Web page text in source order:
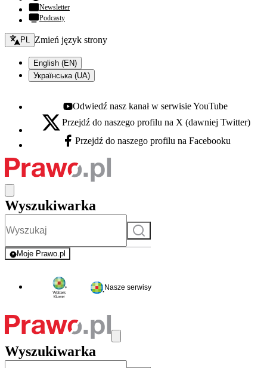
Newsletter
Podcasty
Zmień język - bieżący:
PL Zmień język strony
English (EN)
Українська (UA)
Youtube - otwiera się w nowej karcie
Odwiedź nasz kanał w serwisie YouTube
X - otwiera się w nowej karcie
Przejdź do naszego profilu na X (dawniej Twitter)
Facebook - otwiera się w nowej karcie
Przejdź do naszego profilu na Facebooku
Wyszukiwarka
Szukaj
Moje Prawo.pl
- rejestracja i logowanie do serwisu
Nasze serwisy
Wyszukiwarka